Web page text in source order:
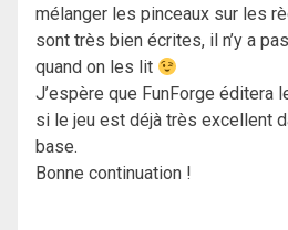
mélanger les pinceaux sur les
sont très bien écrites, il n’y a
quand on les lit
J’espère que FunForge éditera
si le jeu est déjà très excellent
base.
Bonne continuation !